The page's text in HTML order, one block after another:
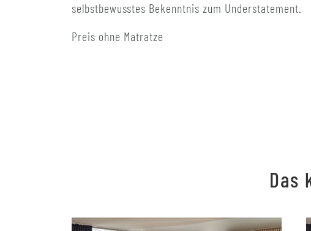
selbstbewusstes Bekenntnis zum Understatement.
Preis ohne Matratze
Das